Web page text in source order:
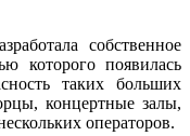
собственное
которого появилась
таких больших
концертные залы,
операторов.